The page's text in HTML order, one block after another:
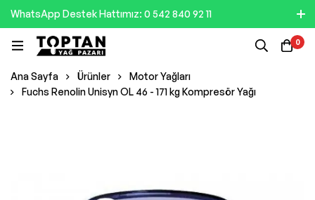
WhatsApp Destek Hattımız: 0 542 840 92 11
0
Ana Sayfa Ürünler
Motor Yağları
Fuchs Renolin Unisyn OL 46 - 171 kg Kompresör Yağı